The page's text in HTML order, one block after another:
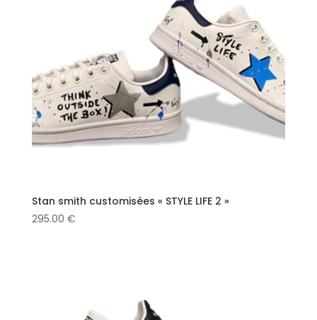
Stan smith customisées « STYLE LIFE 2 »
295.00 €